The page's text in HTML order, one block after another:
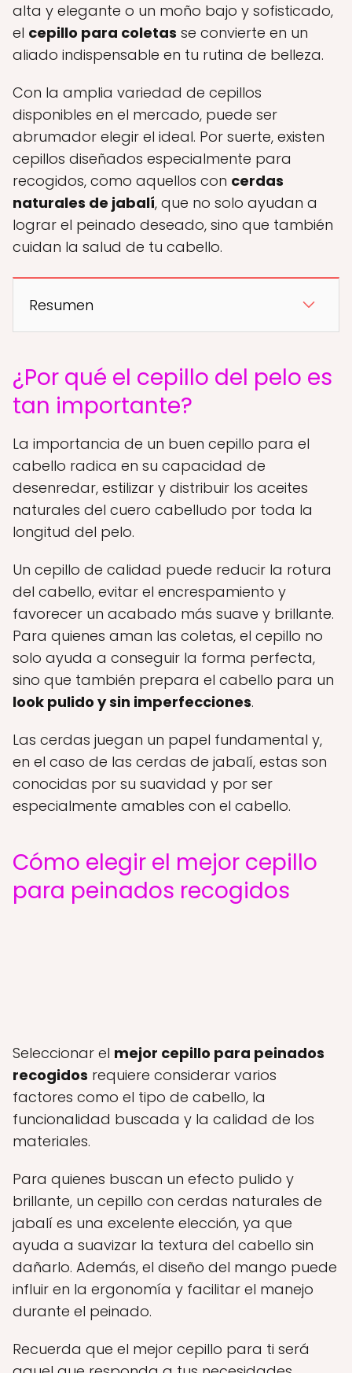
alta y elegante o un moño bajo y sofisticado,
el cepillo para coletas se convierte en un
aliado indispensable en tu rutina de belleza.
Con la amplia variedad de cepillos
disponibles en el mercado, puede ser
abrumador elegir el ideal. Por suerte, existen
cepillos diseñados especialmente para
recogidos, como aquellos con cerdas
naturales de jabalí, que no solo ayudan a
lograr el peinado deseado, sino que también
cuidan la salud de tu cabello.
Resumen
¿Por qué el cepillo del pelo es
tan importante?
La importancia de un buen cepillo para el
cabello radica en su capacidad de
desenredar, estilizar y distribuir los aceites
naturales del cuero cabelludo por toda la
longitud del pelo.
Un cepillo de calidad puede reducir la rotura
del cabello, evitar el encrespamiento y
favorecer un acabado más suave y brillante.
Para quienes aman las coletas, el cepillo no
solo ayuda a conseguir la forma perfecta,
sino que también prepara el cabello para un
look pulido y sin imperfecciones.
Las cerdas juegan un papel fundamental y,
en el caso de las cerdas de jabalí, estas son
conocidas por su suavidad y por ser
especialmente amables con el cabello.
Cómo elegir el mejor cepillo
para peinados recogidos
Seleccionar el mejor cepillo para peinados
recogidos requiere considerar varios
factores como el tipo de cabello, la
funcionalidad buscada y la calidad de los
materiales.
Para quienes buscan un efecto pulido y
brillante, un cepillo con cerdas naturales de
jabalí es una excelente elección, ya que
ayuda a suavizar la textura del cabello sin
dañarlo. Además, el diseño del mango puede
influir en la ergonomía y facilitar el manejo
durante el peinado.
Recuerda que el mejor cepillo para ti será